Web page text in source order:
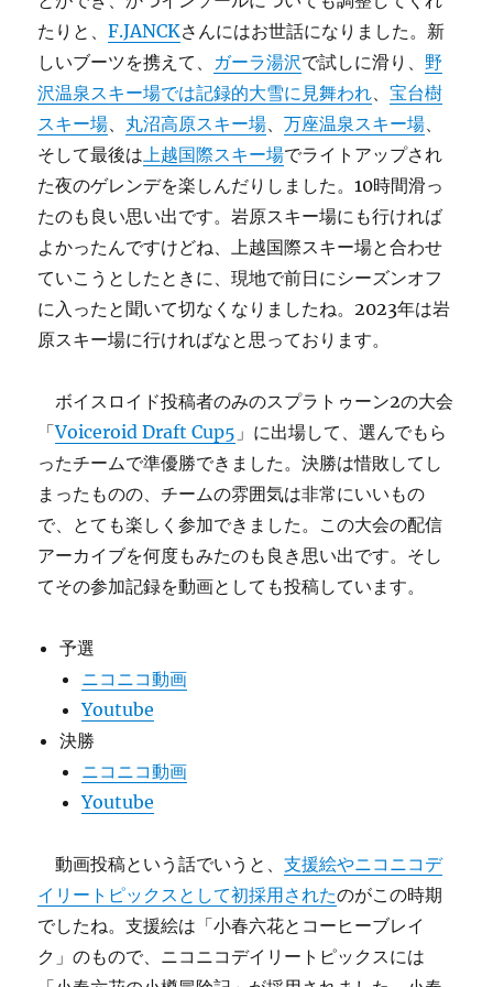
たりと、F.JANCKさんにはお世話になりました。新
しいブーツを携えて、 ガーラ湯沢で試しに滑り、野
沢温泉スキー場では記録的大雪に見舞われ、宝台樹
スキー場、 丸沼高原スキー場、万座温泉スキー場、
そして最後は上越国際スキー場でライトアップされ
た夜のゲレンデを楽しんだりしました。10時間滑っ
たのも良い思い出です。岩原スキー場にも行ければ
よかったんですけどね、上越国際スキー場と合わせ
ていこうとしたときに、現地で前日にシーズンオフ
に入ったと聞いて切なくなりましたね。2023年は岩
原スキー場に行ければなと思っております。
ボイスロイド投稿者のみのスプラトゥーン2の大会
「Voiceroid Draft Cup5 」に出場して、選んでもら
ったチームで準優勝できました。決勝は惜敗してし
まったものの、チームの雰囲気は非常にいいもの
で、とても楽しく参加できました。この大会の配信
アーカイブを何度もみたのも良き思い出です。そし
てその参加記録を動画としても投稿しています。
予選
ニコニコ動画
Youtube
決勝
ニコニコ動画
Youtube
動画投稿という話でいうと、支援絵やニコニコデ
イリートピックスとして初採用されたのがこの時期
でしたね。支援絵は「小春六花とコーヒーブレイ
ク」のもので、ニコニコデイリートピックスには